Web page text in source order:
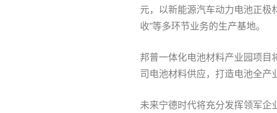
元，以新能源汽车动力电池正
收”等多环节业务的生产基地。
邦普一体化电池材料产业园项目
司电池材料供应，打造电池全产
未来宁德时代将充分发挥领军